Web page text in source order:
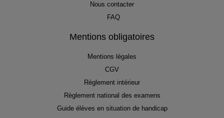
Nous contacter
FAQ
Mentions obligatoires
Mentions légales
CGV
Règlement intérieur
Règlement national des examens
Guide élèves en situation de handicap